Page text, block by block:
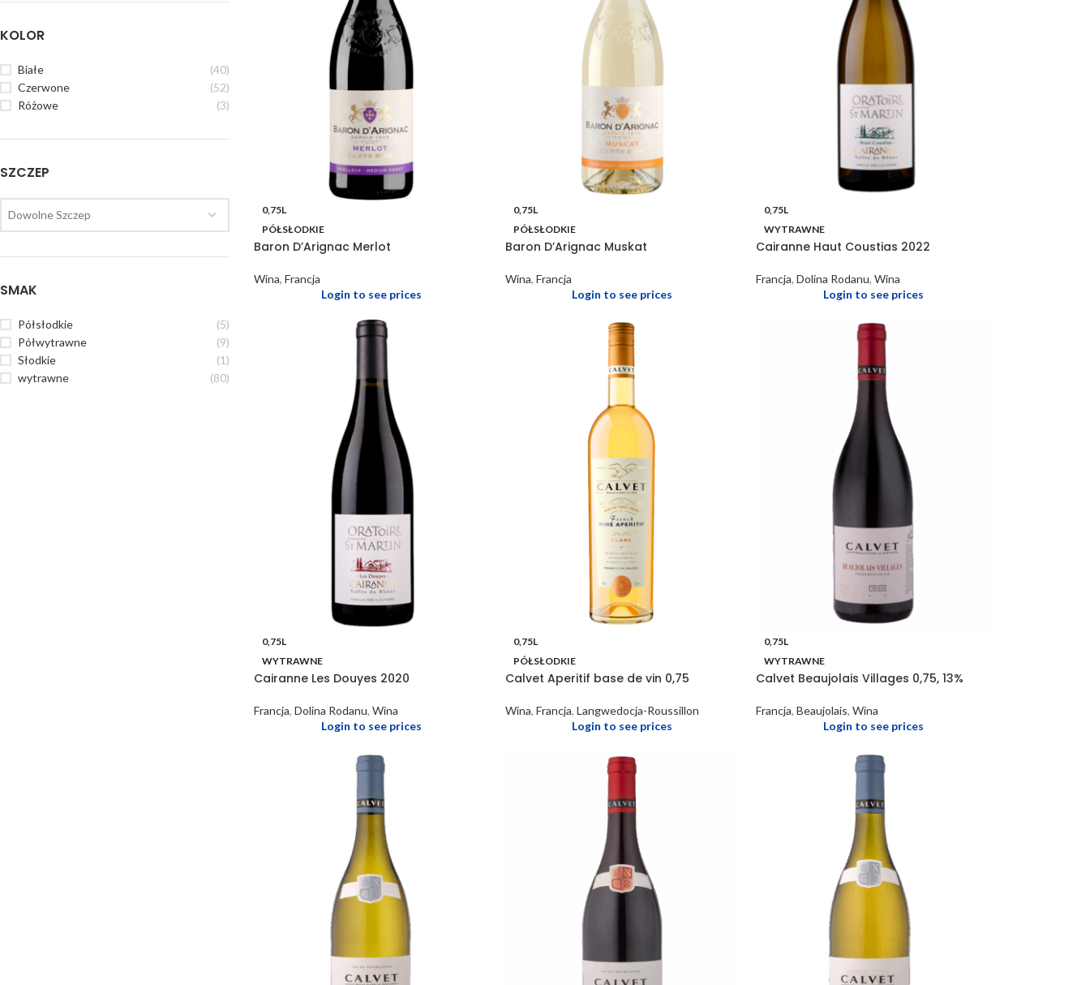
KOLOR
Białe
(40)
Czerwone
(52)
Różowe
(3)
SZCZEP
Dowolne Szczep
SMAK
Półsłodkie
(5)
Półwytrawne
(9)
Słodkie
(1)
wytrawne
(80)
0,75L
PÓŁSŁODKIE
Baron D’Arignac Merlot
Wina, Francja
Login to see prices
0,75L
PÓŁSŁODKIE
Baron D’Arignac Muskat
Wina, Francja
Login to see prices
0,75L
WYTRAWNE
Cairanne Haut Coustias 2022
Francja, Dolina Rodanu, Wina
Login to see prices
0,75L
WYTRAWNE
Cairanne Les Douyes 2020
Francja, Dolina Rodanu, Wina
Login to see prices
0,75L
PÓŁSŁODKIE
Calvet Aperitif base de vin 0,75
Wina, Francja, Langwedocja-Roussillon
Login to see prices
0,75L
WYTRAWNE
Calvet Beaujolais Villages 0,75, 13%
Francja, Beaujolais, Wina
Login to see prices